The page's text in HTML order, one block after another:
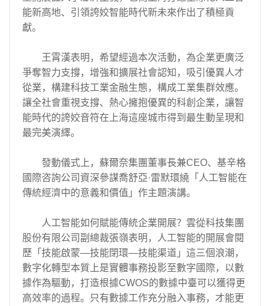
能新高地、引領誇姣智能時代新未來作出了積極貢
獻。
王霄漢表明，希望經過本次活動，為企業更廣泛
爭奪智力支撐，增強和擴展社會認知，吸引優異人才
從業，構建科技工業金融生態，構成工業集群效應。
讓全社會重視支撐、熱心擁抱優異的科創企業，讓智
能時代的誇姣音符在上海這座城市得到最生動呈現和
最完美演繹。
發動儀式上，蘇爾奈集團董事長兼CEO、基辛格
國際咨詢公司資深參謀喬舒亞·雷默環繞「人工智能在
傳統經濟中的意義和價值」作主題演講。
人工智能如何賦能傳統企業開展？雲從科技集團
股份有限公司副總裁張嶺表明，人工智能的開展會閱
歷「技能啟蒙—技能閉環—技能渠道」這三個浪潮，
數字化轉型本質上是實體事務投影至數字國際，以數
據作為驅動，打造根據CWOS的數據中臺可以獲得更
高效率的過程。只有數據工作充分融入事務，才能更